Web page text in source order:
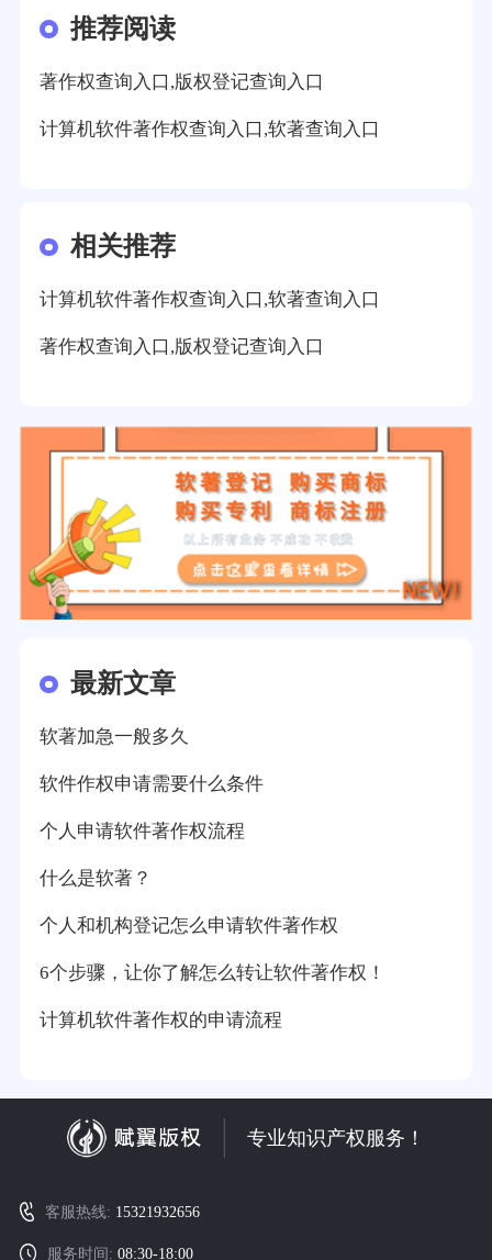
推荐阅读
著作权查询入口,版权登记查询入口
计算机软件著作权查询入口,软著查询入口
相关推荐
计算机软件著作权查询入口,软著查询入口
著作权查询入口,版权登记查询入口
最新文章
软著加急一般多久
软件作权申请需要什么条件
个人申请软件著作权流程
什么是软著？
个人和机构登记怎么申请软件著作权
6个步骤，让你了解怎么转让软件著作权！
计算机软件著作权的申请流程
专业知识产权服务！
客服热线: 15321932656
服务时间: 08:30-18:00